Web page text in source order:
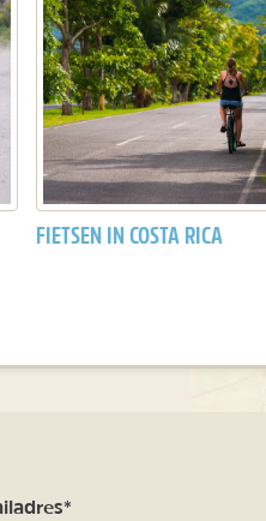
FIETSEN IN COSTA RICA